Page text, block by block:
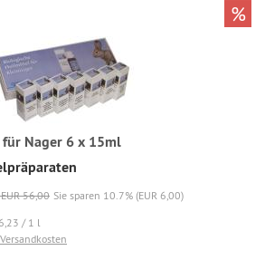
Nager 6 x 15ml
56,00 Sie sparen 10.7% (EUR 6,00)
/ 1 l
%